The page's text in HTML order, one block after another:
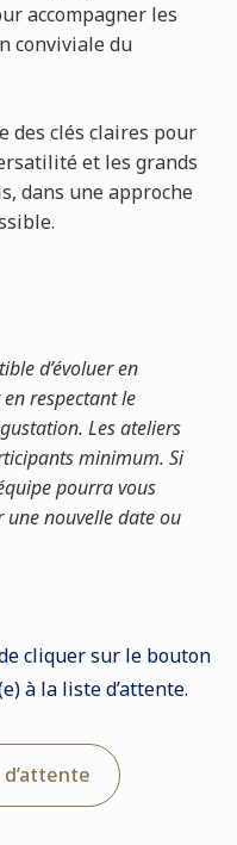
accompagner les
conviviale du
des clés claires pour
et les grands
dans une approche
d’évoluer en
respectant le
Les ateliers
minimum. Si
pourra vous
nouvelle date ou
cliquer sur le bouton
à la liste d’attente.